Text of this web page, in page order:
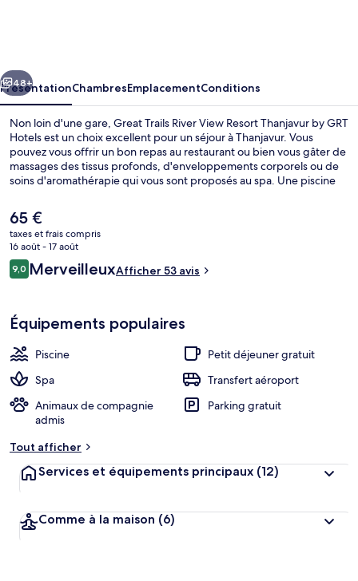
Resort
Thanjavur
by
GRT
Hotels
Suivant
48+
PrésentationChambresEmplacementConditions
Non loin d'une gare, Great Trails River View Resort Thanjavur by GRT
Hotels est un choix excellent pour un séjour à Thanjavur. Vous
pouvez vous offrir un bon repas au restaurant ou bien vous gâter de
massages des tissus profonds, d'enveloppements corporels ou de
soins d'aromathérapie qui vous sont proposés au spa. Une piscine
les petits plus offerts.
Le
prix
actuel
est
de
65 €
taxes et frais compris
16 août - 17 août
Avis
voyageurs
9,09,0 sur 10
MerveilleuxAfficher 53 avis
Équipements populaires
Piscine
Petit déjeuner gratuit
Spa
Transfert aéroport
Animaux de compagnie
admis
Parking gratuit
Tout afficher
Services et équipements principaux (12)
Comme à la maison (6)